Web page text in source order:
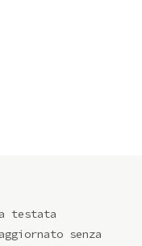
testata
senza